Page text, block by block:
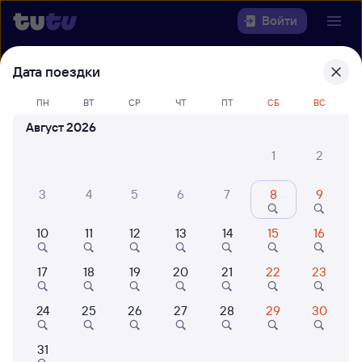
Войти
Выберите день, чтобы найти
билеты Кунгур — Вологда-1
22 года работаем для вас
Куда
Когда
Кто едет
Найти поезда
Дата поездки
ПН ВТ СР ЧТ ПТ СБ ВС
Август 2026
1
2
3 4 5 6 7 8 9
10 11 12 13 14 15 16
17 18 19 20 21 22 23
24 25 26 27 28 29 30
31